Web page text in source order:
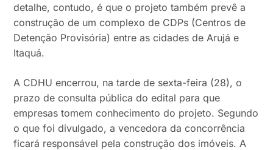
detalhe, contudo, é que o projeto também prevê a
construção de um complexo de CDPs (Centros de
Detenção Provisória) entre as cidades de Arujá e
Itaquá.
A CDHU encerrou, na tarde de sexta-feira (28), o
prazo de consulta pública do edital para que
empresas tomem conhecimento do projeto. Segundo
o que foi divulgado, a vencedora da concorrência
ficará responsável pela construção dos imóveis. A